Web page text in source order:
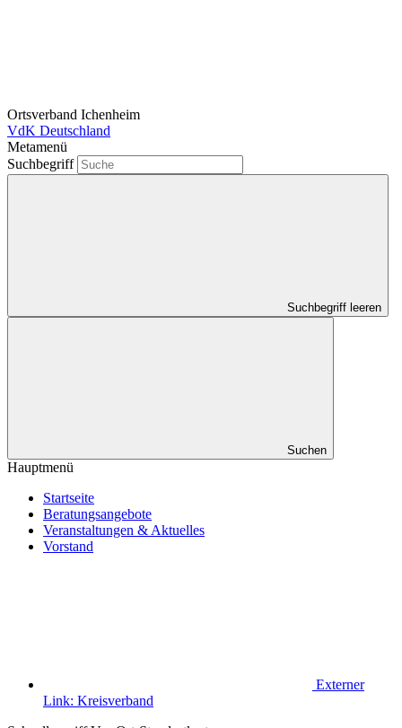
Ortsverband Ichenheim
VdK Deutschland
Metamenü
Suchbegriff
Suchbegriff leeren
Suchen
Hauptmenü
Startseite
Beratungsangebote
Veranstaltungen & Aktuelles
Vorstand
Externer
Link: Kreisverband